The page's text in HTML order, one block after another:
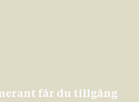
får du tillgång